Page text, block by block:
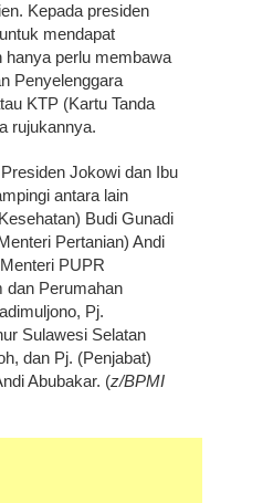
Kepada presiden
mendapat
hanya perlu membawa
Penyelenggara
KTP (Kartu Tanda
rujukannya.
Jokowi dan Ibu
antara lain
Budi Gunadi
Pertanian) Andi
PUPR
dan Perumahan
Pj.
Sulawesi Selatan
dan Pj. (Penjabat)
Abubakar. (z/BPMI